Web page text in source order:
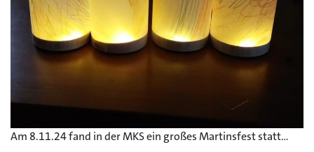
Am 8.11.24 fand in der MKS ein großes Martinsfest statt…